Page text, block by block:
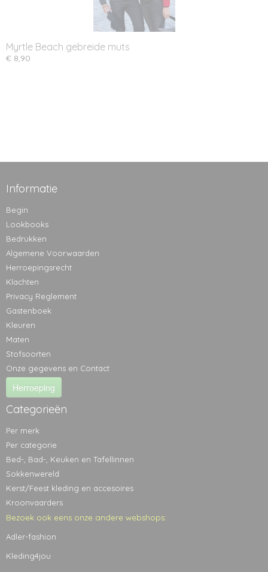
Myrtle Beach gebreide muts
€ 8,90
Informatie
Begin
Lookbooks
Bedrukken
Algemene Voorwaarden
Herroepingsrecht
Klachten
Privacy Reglement
Gastenboek
Kleuren
Maten
Stofsoorten
Onze gegevens en Contact
Herroeping
Categorieën
Per merk
Per categorie
Bed-, Bad-, Keuken en Tafellinnen
Sokkenwereld
Kerst/Feest kleding en accesoires
Kroonvaarders
Bezoek ook eens onze andere webshops:
Adler-fashion
Kleding4jou